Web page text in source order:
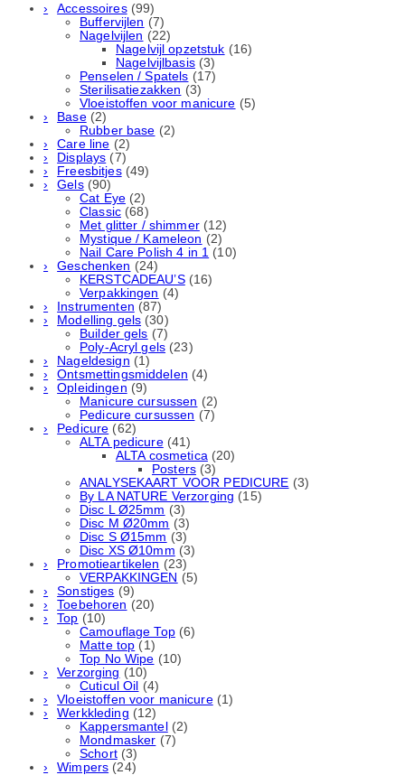
Accessoires (99)
Buffervijlen (7)
Nagelvijlen (22)
Nagelvijl opzetstuk (16)
Nagelvijlbasis (3)
Penselen / Spatels (17)
Sterilisatiezakken (3)
Vloeistoffen voor manicure (5)
Base (2)
Rubber basе (2)
Care line (2)
Displays (7)
Freesbitjes (49)
Gels (90)
Cat Eye (2)
Classic (68)
Met glitter / shimmer (12)
Mystique / Kameleon (2)
Nail Care Polish 4 in 1 (10)
Geschenken (24)
KERSTCADEAU’S (16)
Verpakkingen (4)
Instrumenten (87)
Modelling gels (30)
Builder gels (7)
Poly-Acryl gels (23)
Nageldesign (1)
Ontsmettingsmiddelen (4)
Opleidingen (9)
Manicure cursussen (2)
Pedicure cursussen (7)
Pedicure (62)
ALTA pedicure (41)
ALTA cosmetica (20)
Posters (3)
ANALYSEKAART VOOR PEDICURE (3)
By LA NATURE Verzorging (15)
Disc L Ø25mm (3)
Disc M Ø20mm (3)
Disc S Ø15mm (3)
Disc XS Ø10mm (3)
Promotieartikelen (23)
VERPAKKINGEN (5)
Sonstiges (9)
Toebehoren (20)
Top (10)
Camouflage Top (6)
Matte top (1)
Top No Wipe (10)
Verzorging (10)
Cuticul Oil (4)
Vloeistoffen voor manicure (1)
Werkkleding (12)
Kappersmantel (2)
Mondmasker (7)
Schort (3)
Wimpers (24)